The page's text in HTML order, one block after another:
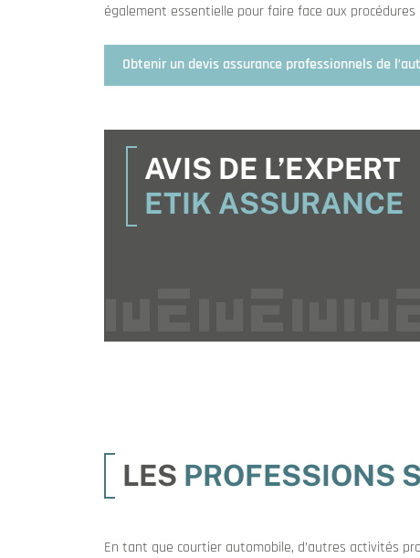
également essentielle pour faire face aux
Obtenir un devis assurance professionnels de
AVIS DE L’EXPERT
ETIK ASSURANCE
LES PROFESSIONS
En tant que courtier automobile, d’autres activités